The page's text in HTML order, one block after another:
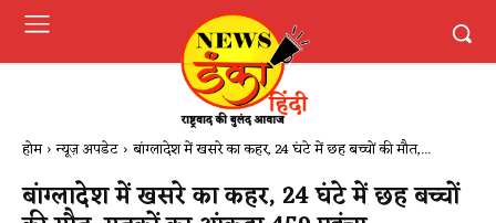
होम न्यूज़ अपडेट बांग्लादेश में खसरे का कहर, 24 घंटे में छह बच्चों की मौत,...
बांग्लादेश में खसरे का कहर, 24 घंटे में छह बच्चों